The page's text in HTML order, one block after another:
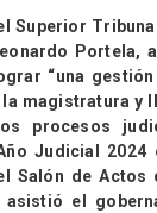
Superior
Portela,
“una
magistratura y
procesos
Judicial
Salón de Actos
asistió el